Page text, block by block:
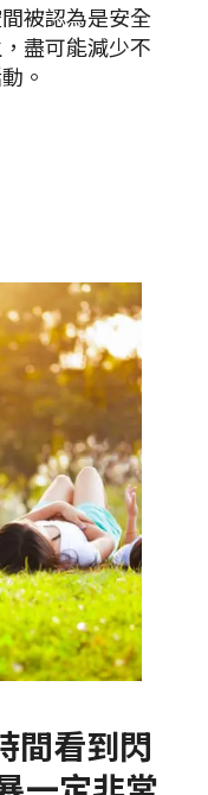
被認為是安全
盡可能減少不
。
間看到閃